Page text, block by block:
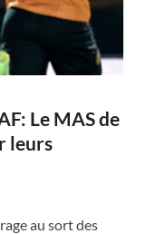
Le MAS de
leurs
au sort des